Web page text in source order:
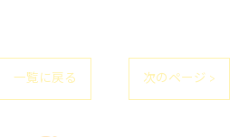
一覧に戻る 次のページ >